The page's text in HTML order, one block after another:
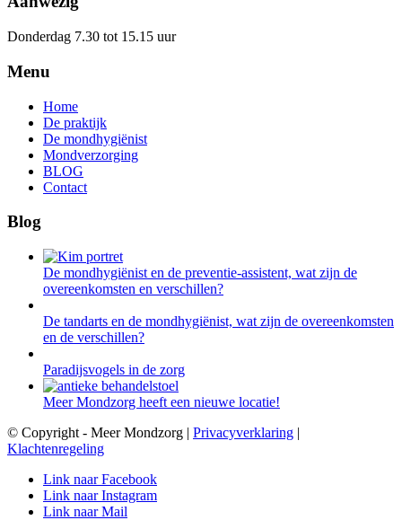
Donderdag 7.30 tot 15.15 uur
Menu
Home
De praktijk
De mondhygiënist
Mondverzorging
BLOG
Contact
Blog
De mondhygiënist en de preventie-assistent, wat zijn de
overeenkomsten en verschillen?
De tandarts en de mondhygiënist, wat zijn de overeenkomsten
en de verschillen?
Paradijsvogels in de zorg
Meer Mondzorg heeft een nieuwe locatie!
© Copyright - Meer Mondzorg | Privacyverklaring |
Klachtenregeling
Link naar Facebook
Link naar Instagram
Link naar Mail